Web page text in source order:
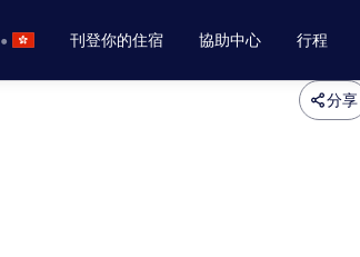
• 刊登你的住宿 協助中心 行程
分享